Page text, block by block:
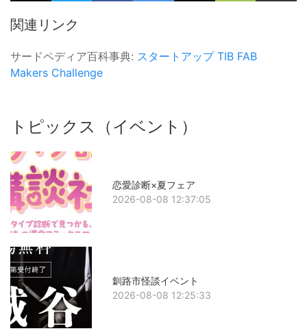
関連リンク
サードペディア百科事典: スタートアップ TIB FAB
Makers Challenge
トピックス（イベント）
恋愛診断×夏フェア
2026-08-08 12:37:05
釧路市怪談イベント
2026-08-08 12:25:33